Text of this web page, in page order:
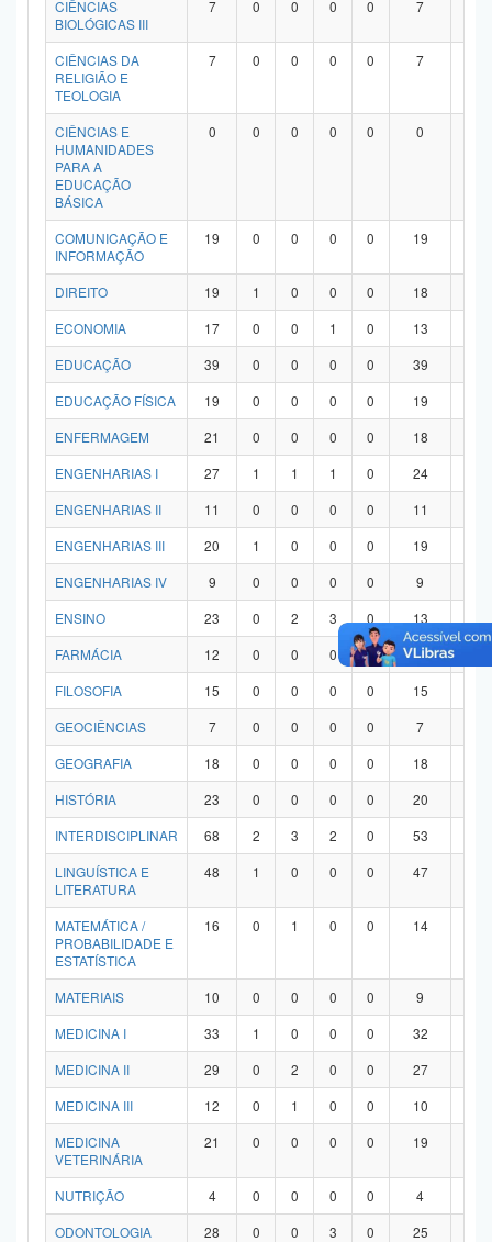
CIÊNCIAS
BIOLÓGICAS III
7 0 0 0 0 7
CIÊNCIAS DA
RELIGIÃO E
TEOLOGIA
7 0 0 0 0 7
CIÊNCIAS E
HUMANIDADES
PARA A
EDUCAÇÃO
BÁSICA
0 0 0 0 0 0
COMUNICAÇÃO E
INFORMAÇÃO
19 0 0 0 0 19
DIREITO 19 1 0 0 0 18
ECONOMIA
17 0 0 1 0 13
EDUCAÇÃO
39 0 0 0 0 39
EDUCAÇÃO FÍSICA
19 0 0 0 0 19
ENFERMAGEM
21 0 0 0 0 18
ENGENHARIAS I
27 1 1 1 0 24
ENGENHARIAS II
11 0 0 0 0 11
ENGENHARIAS III
20 1 0 0 0 19
ENGENHARIAS IV
9 0 0 0 0 9
ENSINO
23 0 2 3 0 13
FARMÁCIA
12 0 0 0 0 12
FILOSOFIA
15 0 0 0 0 15
GEOCIÊNCIAS
7 0 0 0 0 7
GEOGRAFIA
18 0 0 0 0 18
HISTÓRIA
23 0 0 0 0 20
INTERDISCIPLINAR
68 2 3 2 0 53
LINGUÍSTICA E
LITERATURA
48 1 0 0 0 47
MATEMÁTICA /
PROBABILIDADE E
ESTATÍSTICA
16 0 1 0 0 14
MATERIAIS 10 0 0 0 0 9
MEDICINA I
33 1 0 0 0 32
MEDICINA II
29 0 2 0 0 27
MEDICINA III
12 0 1 0 0 10
MEDICINA
VETERINÁRIA
21 0 0 0 0 19
NUTRIÇÃO 4 0 0 0 0 4
ODONTOLOGIA
28 0 0 3 0 25